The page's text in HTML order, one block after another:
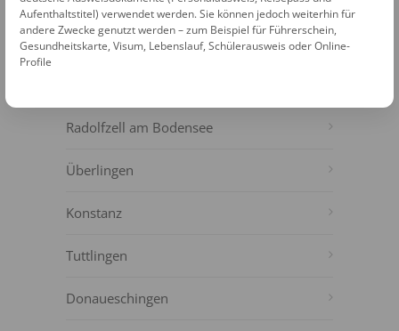
WEITERE FOTOAUTOMATEN IN DER
NÄHE
Radolfzell am Bodensee
Überlingen
Konstanz
Tuttlingen
Donaueschingen
Aufenthaltstitel) verwendet werden. Sie können jedoch weiterhin für
andere Zwecke genutzt werden – zum Beispiel für Führerschein,
Gesundheitskarte, Visum, Lebenslauf, Schülerausweis oder Online-
Profile